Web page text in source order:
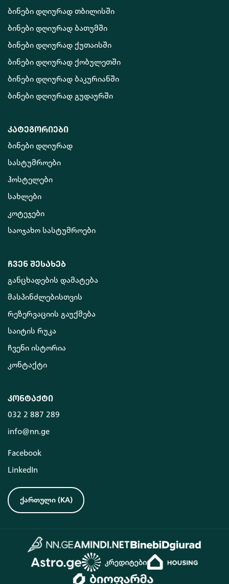
ბინები დღიურად თბილისში
ბინები დღიურად ბათუმში
ბინები დღიურად ქუთაისში
ბინები დღიურად ქობულეთში
ბინები დღიურად ბაკურიანში
ბინები დღიურად გუდაურში
კატეგორიები
ბინები დღიურად
სასტუმროები
ჰოსტელები
სახლები
კოტეჯები
საოჯახო სასტუმროები
ჩვენ შესახებ
განცხადების დამატება
მასპინძლებისთვის
რეზერვაციის გაუქმება
საიტის რუკა
ჩვენი ისტორია
კონტაქტი
კონტაქტი
032 2 887 289
info@nn.ge
Facebook
LinkedIn
ქართული (KA)